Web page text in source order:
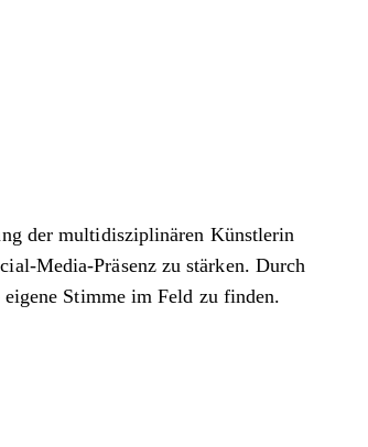
der multidisziplinären Künstlerin
Media-Präsenz zu stärken. Durch
Stimme im Feld zu finden.